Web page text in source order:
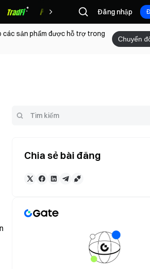
Phần
Đăng nhập
các sản phẩm được hỗ trợ trong
Chuyển
Chia sẻ bài đăng